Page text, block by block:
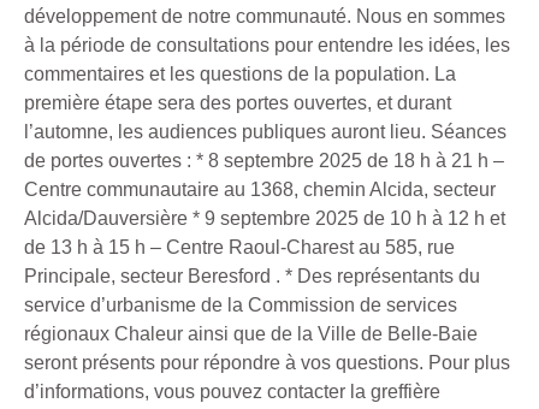
développement de notre communauté. Nous en sommes
à la période de consultations pour entendre les idées, les
commentaires et les questions de la population. La
première étape sera des portes ouvertes, et durant
l’automne, les audiences publiques auront lieu. Séances
de portes ouvertes : * 8 septembre 2025 de 18 h à 21 h –
Centre communautaire au 1368, chemin Alcida, secteur
Alcida/Dauversière * 9 septembre 2025 de 10 h à 12 h et
de 13 h à 15 h – Centre Raoul-Charest au 585, rue
Principale, secteur Beresford . * Des représentants du
service d’urbanisme de la Commission de services
régionaux Chaleur ainsi que de la Ville de Belle-Baie
seront présents pour répondre à vos questions. Pour plus
d’informations, vous pouvez contacter la greffière